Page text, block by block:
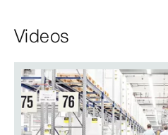
Videos